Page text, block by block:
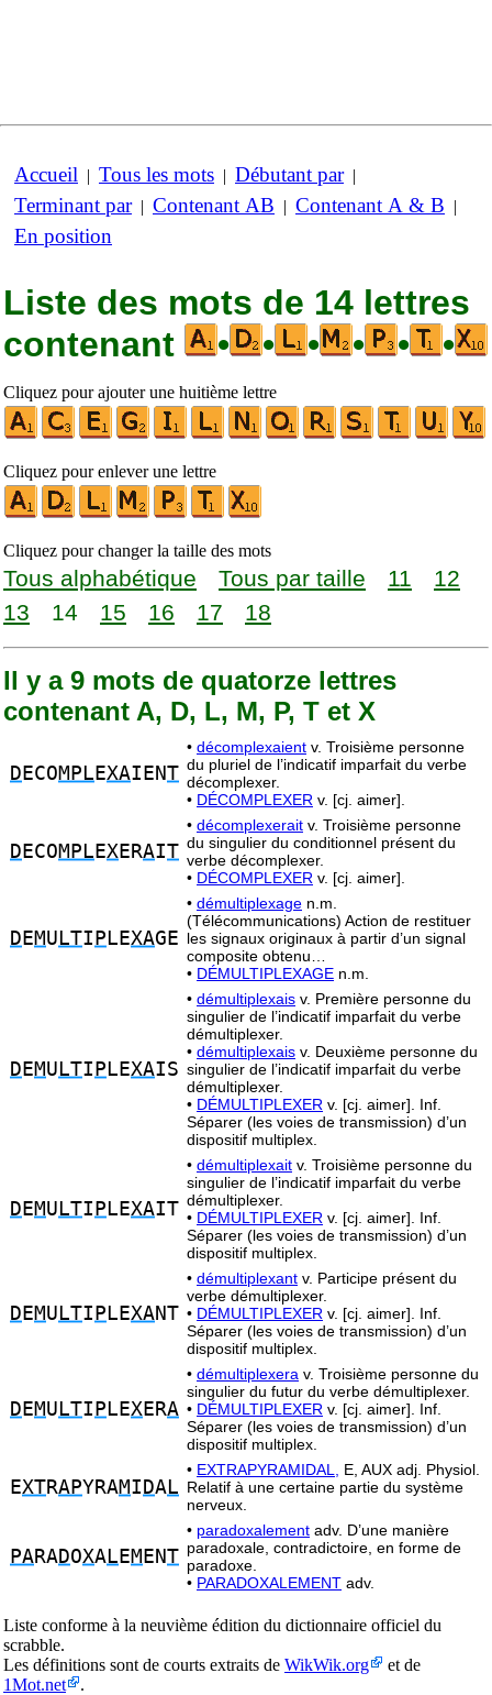
Accueil | Tous les mots | Débutant par|
Terminant par| Contenant AB | Contenant A & B |
En position
Liste des mots de 14 lettres
contenant
• • • • • •
Cliquez pour ajouter une huitième lettre
Cliquez pour enlever une lettre
Cliquez pour changer la taille des mots
Tous alphabétique Tous par taille 11
12
13
14 15 16 17 18
Il y a 9 mots de quatorze lettres
contenant A, D, L, M, P, T et X
D ECOMPL EXAIENT
• décomplexaient v. Troisième personne
du pluriel de l’indicatif imparfait du verbe
décomplexer.
• DÉCOMPLEXER v. [cj. aimer].
D ECOMPL EXERAIT
• décomplexerait v. Troisième personne
du singulier du conditionnel présent du
verbe décomplexer.
• DÉCOMPLEXER v. [cj. aimer].
D EMU LTI P LEXAGE
• démultiplexage n.m.
(Télécommunications) Action de restituer
les signaux originaux à partir d’un signal
composite obtenu…
• DÉMULTIPLEXAGE n.m.
D EMU LTI P LEXAIS
• démultiplexais v. Première personne du
singulier de l’indicatif imparfait du verbe
démultiplexer.
• démultiplexais v. Deuxième personne du
singulier de l’indicatif imparfait du verbe
démultiplexer.
• DÉMULTIPLEXER v. [cj. aimer]. Inf.
Séparer (les voies de transmission) d’un
dispositif multiplex.
D EMU LTI P LEXAIT
• démultiplexait v. Troisième personne du
singulier de l’indicatif imparfait du verbe
démultiplexer.
• DÉMULTIPLEXER v. [cj. aimer]. Inf.
Séparer (les voies de transmission) d’un
dispositif multiplex.
D EMU LTI P LEXANT
• démultiplexant v. Participe présent du
verbe démultiplexer.
• DÉMULTIPLEXER v. [cj. aimer]. Inf.
Séparer (les voies de transmission) d’un
dispositif multiplex.
D EMU LTI P LEXERA
• démultiplexera v. Troisième personne du
singulier du futur du verbe démultiplexer.
• DÉMULTIPLEXER v. [cj. aimer]. Inf.
Séparer (les voies de transmission) d’un
dispositif multiplex.
EXTRAPYRAMI DAL
• EXTRAPYRAMIDAL,
E, AUX adj. Physiol.
Relatif à une certaine partie du système
nerveux.
PARADOXAL EM ENT
• paradoxalement adv. D’une manière
paradoxale, contradictoire, en forme de
paradoxe.
• PARADOXALEMENT adv.
Liste conforme à la neuvième édition du dictionnaire officiel du
scrabble.
Les définitions sont de courts extraits de WikWik.org
et de
1Mot.net
.